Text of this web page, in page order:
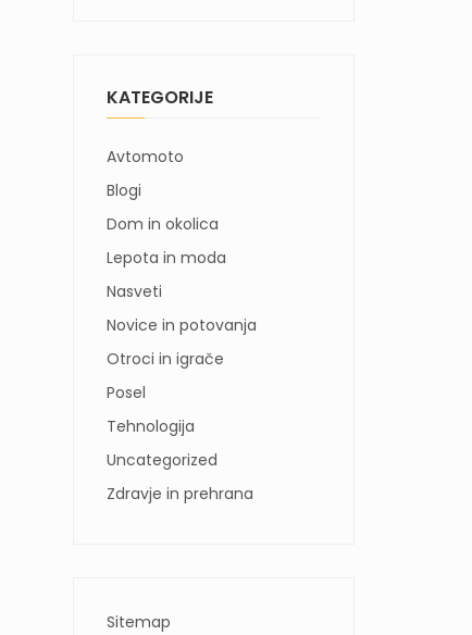
KATEGORIJE
Avtomoto
Blogi
Dom in okolica
Lepota in moda
Nasveti
Novice in potovanja
Otroci in igrače
Posel
Tehnologija
Uncategorized
Zdravje in prehrana
Sitemap